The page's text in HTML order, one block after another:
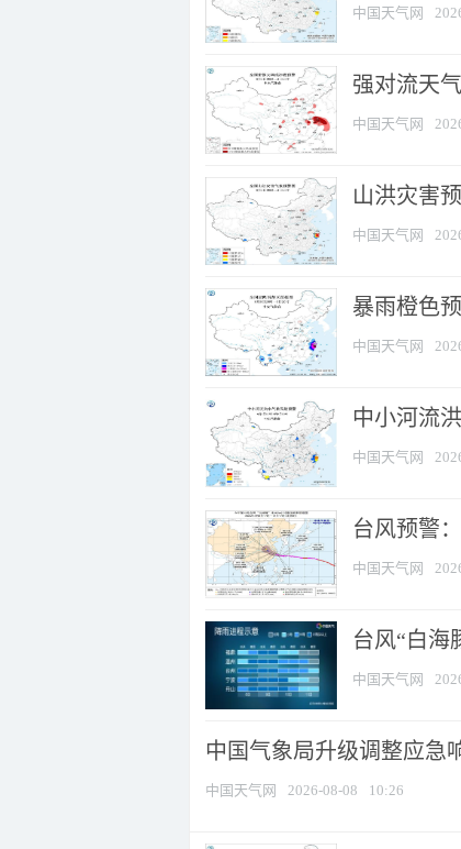
中国天气网
强对流天
中国天气网
山洪灾害
中国天气网
暴雨橙色
中国天气网
中小河流
中国天气网
台风预警
中国天气网
台风“白海
中国天气网
中国气象局升级调整应急
中国天气网 2026-08-08 10:26